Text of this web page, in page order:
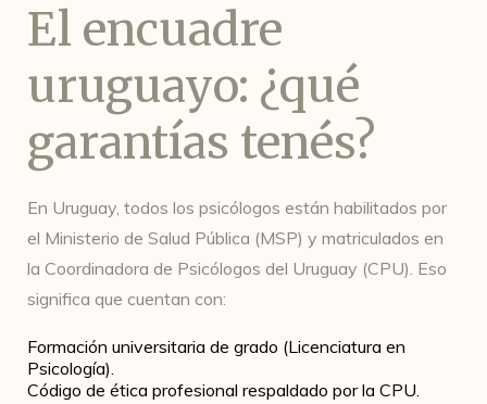
El encuadre
uruguayo: ¿qué
garantías tenés?
En Uruguay, todos los psicólogos están habilitados por
el Ministerio de Salud Pública (MSP) y matriculados en
la Coordinadora de Psicólogos del Uruguay (CPU). Eso
significa que cuentan con:
Formación universitaria de grado (Licenciatura en
Psicología).
Código de ética profesional respaldado por la CPU.